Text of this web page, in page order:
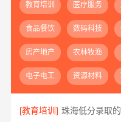
教育培训 医疗服务
食品餐饮 数码科技
房产地产 农林牧渔
电子电工 资源材料
[教育培训]